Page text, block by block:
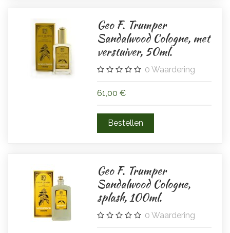
Geo F. Trumper
Sandalwood Cologne, met
verstuiver, 50ml.
0 Waardering
61,00 €
Geo F. Trumper
Sandalwood Cologne,
splash, 100ml.
0 Waardering